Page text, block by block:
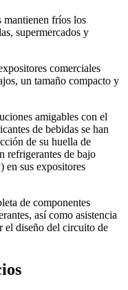
mantienen fríos los
supermercados y
comerciales
un tamaño compacto y
amigables con el
de bebidas se han
de su huella de
refrigerantes de bajo
en sus expositores
de componentes
así como asistencia
el diseño del circuito de